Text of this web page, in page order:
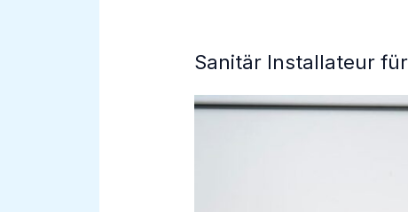
Sanitär Installateur